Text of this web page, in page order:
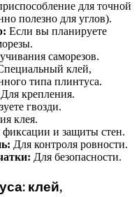
для точной
полезно для углов).
Если вы планируете
саморезов.
клей,
типа плинтуса.
Для крепления.
гвозди.
клея.
фиксации и защиты стен.
Для контроля ровности.
Для безопасности.
клей,